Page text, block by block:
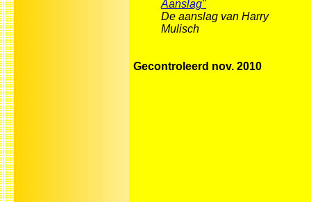
Aanslag"
De aanslag van Harry
Mulisch
Gecontroleerd nov. 2010